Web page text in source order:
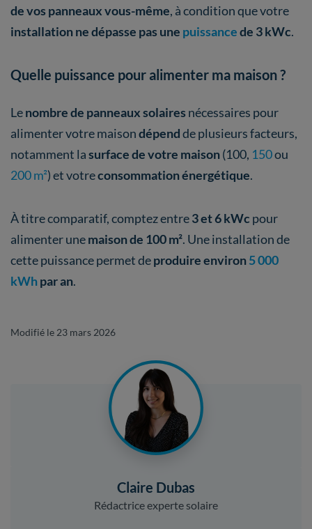
de vos panneaux vous-même, à condition que votre
installation ne dépasse pas une puissancede 3 kWc.
Quelle puissance pour alimenter ma maison ?
Lenombre de panneaux solaires nécessaires pour
alimenter votre maisondépendde plusieurs facteurs,
notamment lasurface de votre maison(100, 150ou
200 m²) et votreconsommation énergétique.
À titre comparatif, comptez entre3 et 6 kWc pour
alimenter unemaison de 100 m². Une installation de
cette puissance permet deproduire environ5 000
kWhpar an.
Modifié le 23 mars 2026
Claire Dubas
Rédactrice experte solaire